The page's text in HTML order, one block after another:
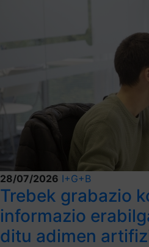
28/07/2026 I+G+B
Trebek grabazio
informazio
ditu adimen